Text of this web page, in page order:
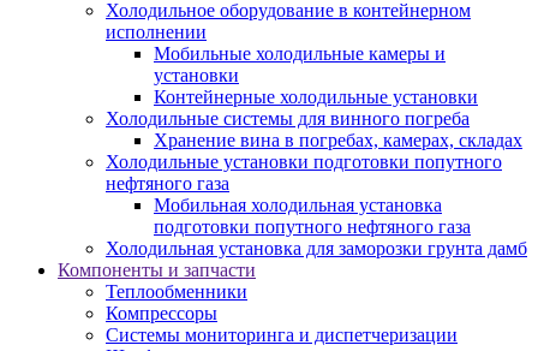
Холодильное оборудование в контейнерном
исполнении
Мобильные холодильные камеры и
установки
Контейнерные холодильные установки
Холодильные системы для винного погреба
Хранение вина в погребах, камерах, складах
Холодильные установки подготовки попутного
нефтяного газа
Мобильная холодильная установка
подготовки попутного нефтяного газа
Холодильная установка для заморозки грунта дамб
Компоненты и запчасти
Теплообменники
Компрессоры
Системы мониторинга и диспетчеризации